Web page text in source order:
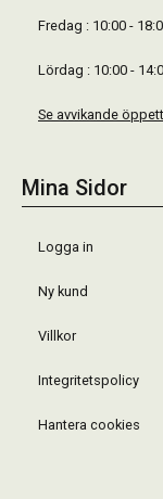
Fredag : 10:00 -
Lördag : 10:00 -
Se avvikande
Mina Sidor
Logga in
Ny kund
Villkor
Integritetspolicy
Hantera cookies